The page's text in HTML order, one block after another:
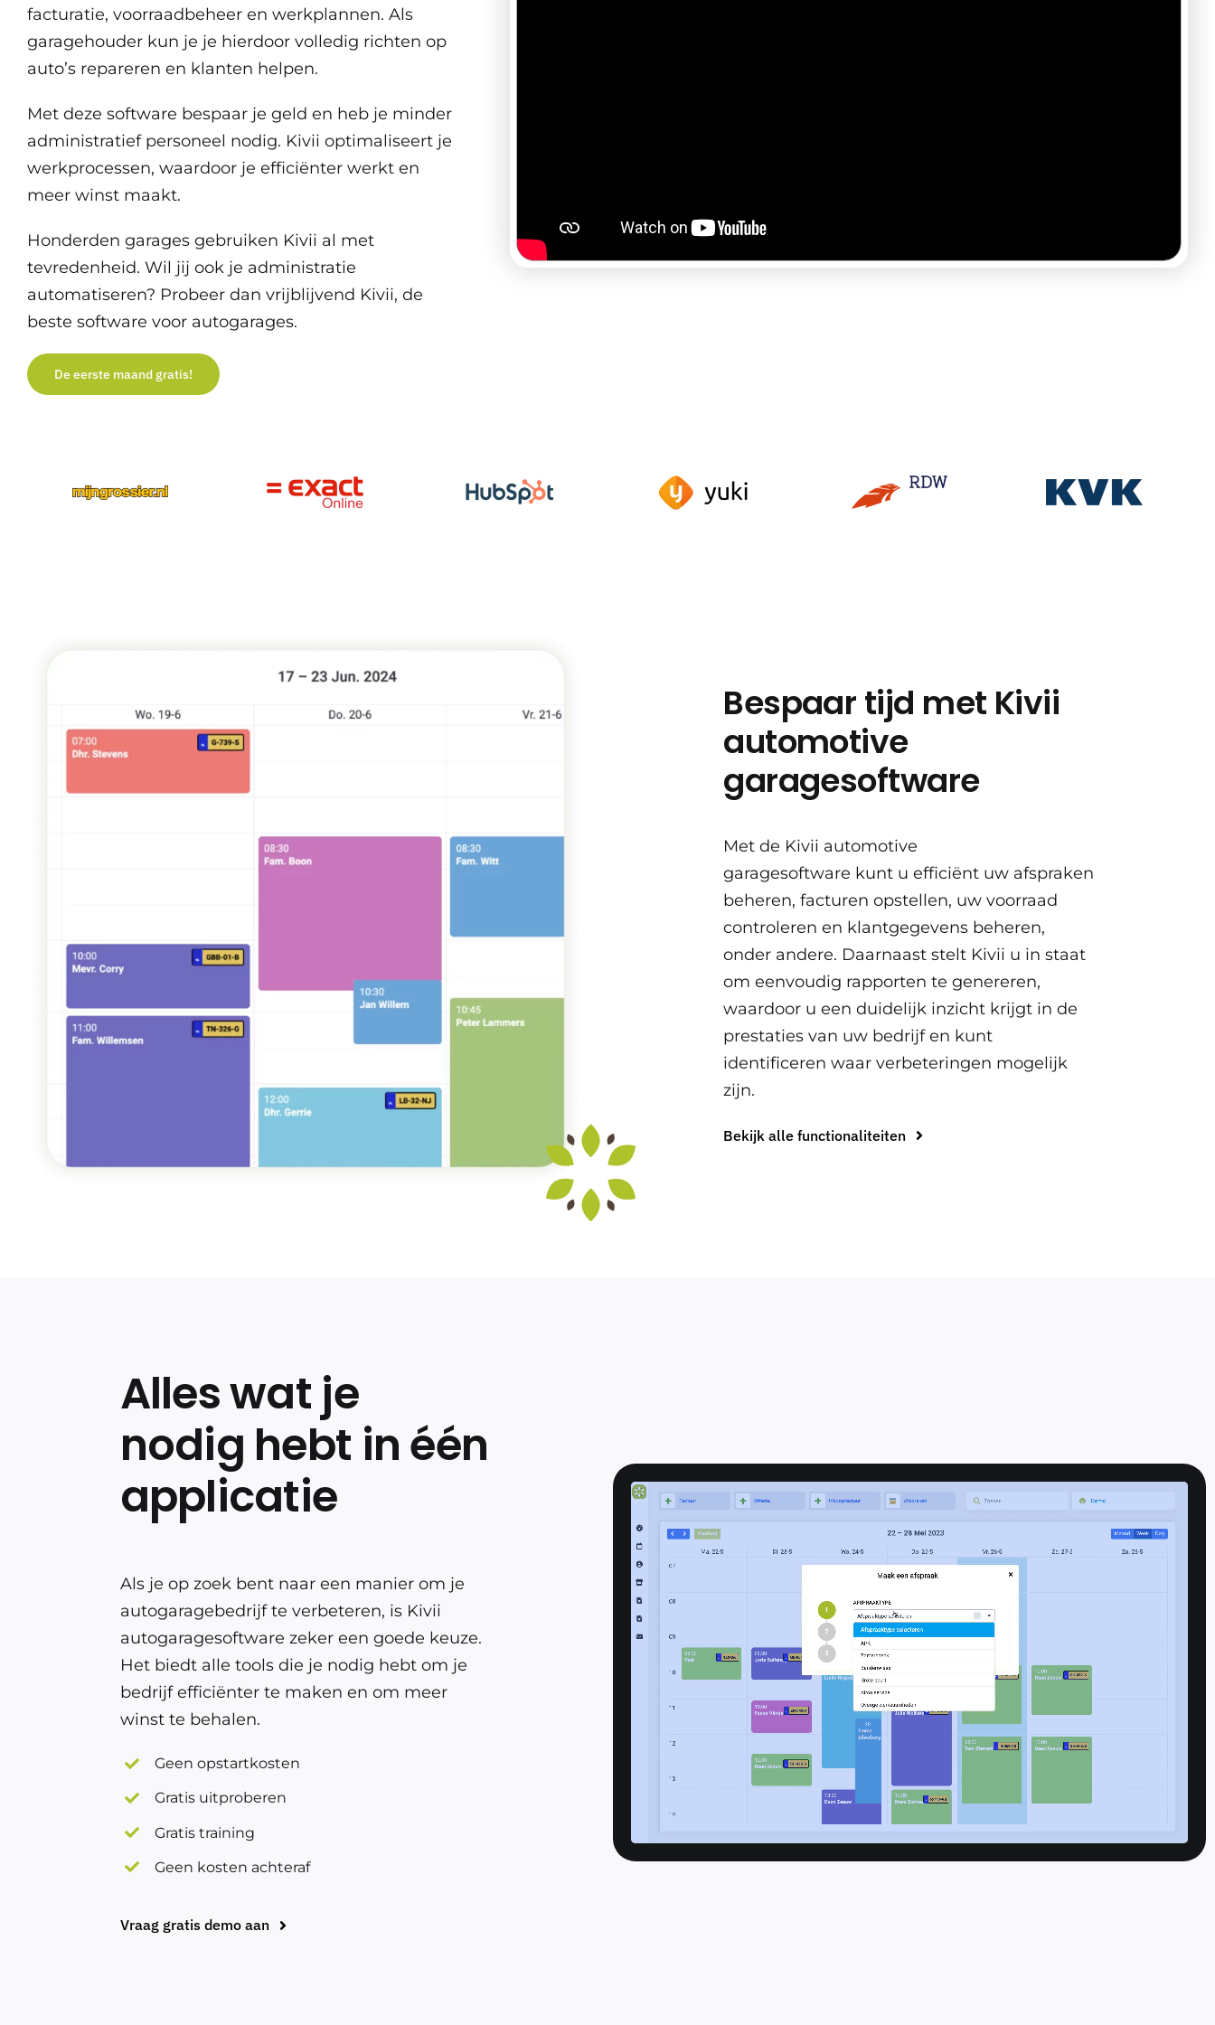
facturatie, voorraadbeheer en werkplannen. Als
garagehouder kun je je hierdoor volledig richten op
auto’s repareren en klanten helpen.
Met deze software bespaar je geld en heb je minder
administratief personeel nodig. Kivii optimaliseert je
werkprocessen, waardoor je efficiënter werkt en
meer winst maakt.
Honderden garages gebruiken Kivii al met
tevredenheid. Wil jij ook je administratie
automatiseren? Probeer dan vrijblijvend Kivii, de
beste software voor autogarages.
De eerste maand gratis!
Bespaar tijd met Kivii
automotive
garagesoftware
Met de Kivii automotive
garagesoftware kunt u efficiënt uw afspraken
beheren, facturen opstellen, uw voorraad
controleren en klantgegevens beheren,
onder andere. Daarnaast stelt Kivii u in staat
om eenvoudig rapporten te genereren,
waardoor u een duidelijk inzicht krijgt in de
prestaties van uw bedrijf en kunt
identificeren waar verbeteringen mogelijk
zijn.
Bekijk alle functionaliteiten
Alles wat je
nodig hebt in één
applicatie
Als je op zoek bent naar een manier om je
autogaragebedrijf te verbeteren, is Kivii
autogaragesoftware zeker een goede keuze.
Het biedt alle tools die je nodig hebt om je
bedrijf efficiënter te maken en om meer
winst te behalen.
Geen opstartkosten
Gratis uitproberen
Gratis training
Geen kosten achteraf
Vraag gratis demo aan